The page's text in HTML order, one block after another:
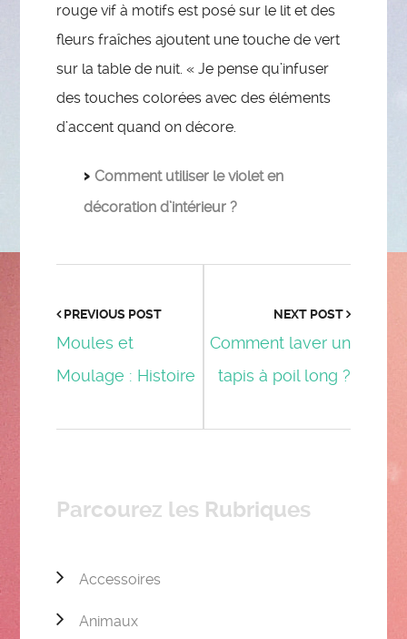
rouge vif à motifs est posé sur le lit et des
fleurs fraîches ajoutent une touche de vert
sur la table de nuit. « Je pense qu’infuser
des touches colorées avec des éléments
d’accent quand on décore.
Comment utiliser le violet en
décoration d’intérieur ?
PREVIOUS POST
Moules et
Moulage : Histoire
NEXT POST
Comment laver un
tapis à poil long ?
Parcourez les Rubriques
Accessoires
Animaux